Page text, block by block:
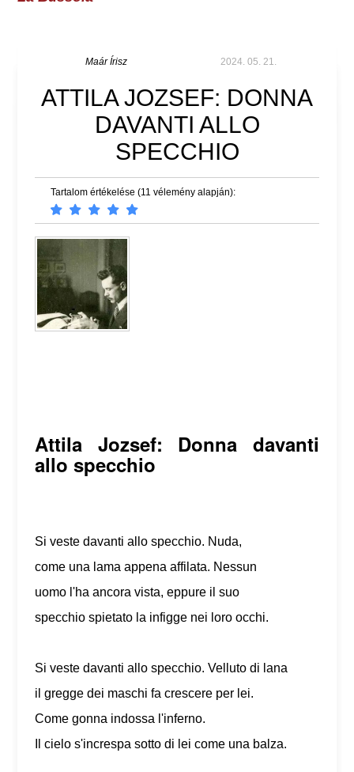
Maár Írisz 2024. 05. 21.
ATTILA JOZSEF: DONNA
DAVANTI ALLO
SPECCHIO
Tartalom értékelése (11 vélemény alapján):
Attila Jozsef: Donna davanti
allo specchio
Si veste davanti allo specchio. Nuda,
come una lama appena affilata. Nessun
uomo l'ha ancora vista, eppure il suo
specchio spietato la infigge nei loro occhi.
Si veste davanti allo specchio. Velluto di lana
il gregge dei maschi fa crescere per lei.
Come gonna indossa l'inferno.
Il cielo s'increspa sotto di lei come una balza.